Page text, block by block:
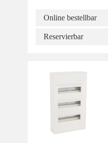
Online bestellbar
Reservierbar